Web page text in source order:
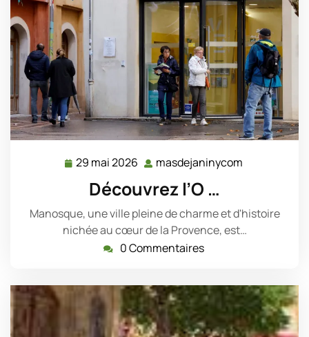
29 mai 2026 29
2026
masdejaninycom
Découvrez l’O …
Manosque, une ville pleine de charme et d'histoire
nichée au cœur de la Provence, est…
0 Commentaires